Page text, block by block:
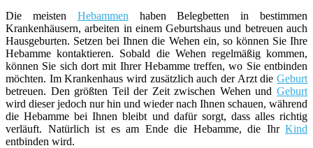
Die meisten Hebammen haben Belegbetten in bestimmen
Krankenhäusern, arbeiten in einem Geburtshaus und betreuen auch
Hausgeburten. Setzen bei Ihnen die Wehen ein, so können Sie Ihre
Hebamme kontaktieren. Sobald die Wehen regelmäßig kommen,
können Sie sich dort mit Ihrer Hebamme treffen, wo Sie entbinden
möchten. Im Krankenhaus wird zusätzlich auch der Arzt die Geburt
betreuen. Den größten Teil der Zeit zwischen Wehen und Geburt
wird dieser jedoch nur hin und wieder nach Ihnen schauen, während
die Hebamme bei Ihnen bleibt und dafür sorgt, dass alles richtig
verläuft. Natürlich ist es am Ende die Hebamme, die Ihr Kind
entbinden wird.